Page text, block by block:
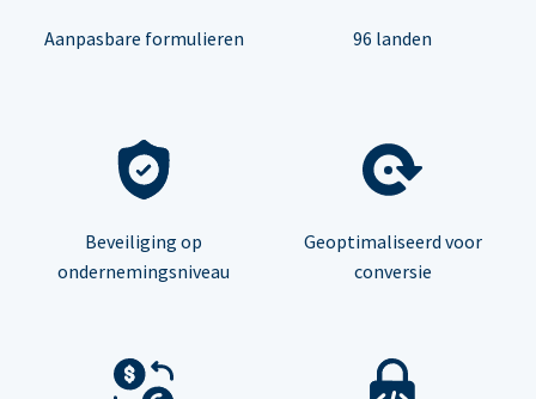
Aanpasbare formulieren 96 landen
Beveiliging op
ondernemingsniveau
Geoptimaliseerd voor
conversie